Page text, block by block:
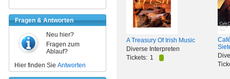
Fragen & Antworten
Neu hier?
Fragen zum
Ablauf?
Hier finden Sie Antworten
A Treasury Of Irish Music
Diverse Interpreten
Tickets: 1